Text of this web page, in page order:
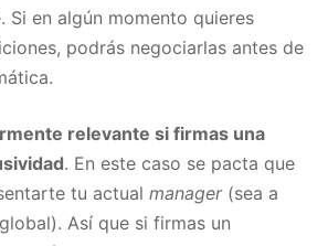
Si en algún momento quieres
podrás negociarlas antes de
relevante si firmas una
. En este caso se pacta que
tu actual manager(sea a
Así que si firmas un